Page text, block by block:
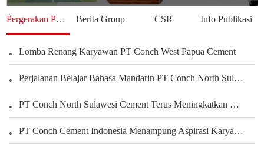
Pergerakan Perusahaan Berita Group CSR Info Publikasi
Lomba Renang Karyawan PT Conch West Papua Cement
Perjalanan Belajar Bahasa Mandarin PT Conch North Sulawesi Cement Berbagi Pengalaman Karyawan Dalam Mengembangkan Kemampuan Bahasa
PT Conch North Sulawesi Cement Terus Meningkatkan Kepedulian terhadap Karyawan dan Pengembangan Kegiatan Olahraga serta Seni Untuk Membangun Kekuatan Tim, Menciptakan Perusahaan yang Harmonis
PT Conch Cement Indonesia Menampung Aspirasi Karyawan untuk Meningkatkan Kinerja Perusahaan